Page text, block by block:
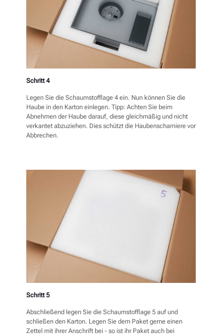
Schritt 4
Legen Sie die Schaumstofflage 4 ein. Nun können Sie die
Haube in den Karton einlegen. Tipp: Achten Sie beim
Abnehmen der Haube darauf, diese gleichmäßig und nicht
verkantet abzuziehen. Dies schützt die Haubenscharniere vor
Abbrechen.
Schritt 5
Abschließend legen Sie die Schaumstofflage 5 auf und
schließen den Karton. Legen Sie dem Paket gerne einen
Zettel mit ihrer Anschrift bei - so ist ihr Paket auch bei